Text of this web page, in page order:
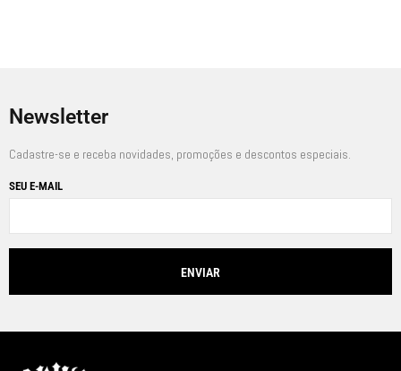
Newsletter
Cadastre-se e receba novidades, promoções e descontos especiais.
SEU E-MAIL